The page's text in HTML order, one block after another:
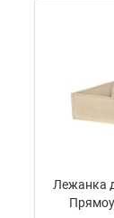
Лежанка